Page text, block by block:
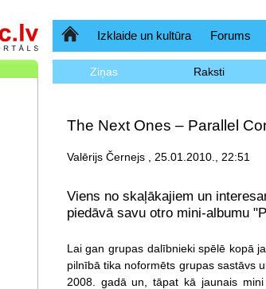
SākumlapaIzklaide un kultūra Forums
Ziņas Raksti
The Next Ones – Parallel
Valērijs Černejs , 25.01.2010., 22:51
Viens no skaļākajiem un
piedāvā savu otro mini-albumu
Lai gan grupas dalībnieki spēlē kopā
pilnībā tika noformēts grupas sastāvs
2008. gadā un, tāpat kā jaunais